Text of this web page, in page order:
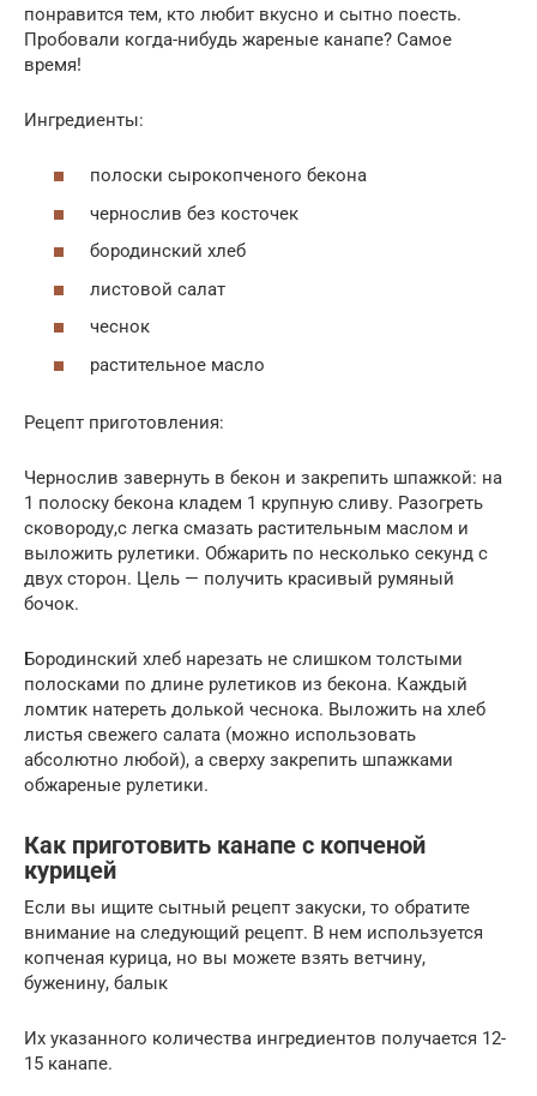
понравится тем, кто любит вкусно и сытно поесть.
Пробовали когда-нибудь жареные канапе? Самое
время!
Ингредиенты:
полоски сырокопченого бекона
чернослив без косточек
бородинский хлеб
листовой салат
чеснок
растительное масло
Рецепт приготовления:
Чернослив завернуть в бекон и закрепить шпажкой: на
1 полоску бекона кладем 1 крупную сливу. Разогреть
сковороду,с легка смазать растительным маслом и
выложить рулетики. Обжарить по несколько секунд с
двух сторон. Цель — получить красивый румяный
бочок.
Бородинский хлеб нарезать не слишком толстыми
полосками по длине рулетиков из бекона. Каждый
ломтик натереть долькой чеснока. Выложить на хлеб
листья свежего салата (можно использовать
абсолютно любой), а сверху закрепить шпажками
обжареные рулетики.
Как приготовить канапе с копченой
курицей
Если вы ищите сытный рецепт закуски, то обратите
внимание на следующий рецепт. В нем используется
копченая курица, но вы можете взять ветчину,
буженину, балык
Их указанного количества ингредиентов получается 12-
15 канапе.